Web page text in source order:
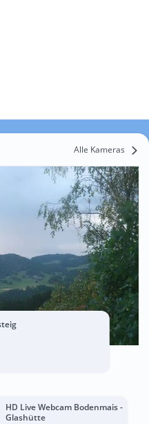
Alle Kameras
HD Live Webcam Bodenmais -
Glashütte